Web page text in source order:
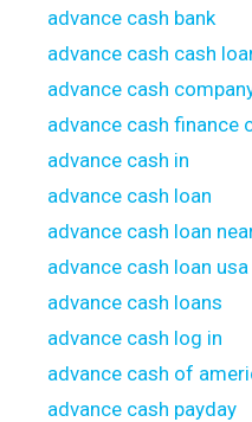
advance cash bank
advance cash cash
advance cash
advance cash finance
advance cash in
advance cash loan
advance cash loan
advance cash loan usa
advance cash loans
advance cash log in
advance cash of
advance cash payday